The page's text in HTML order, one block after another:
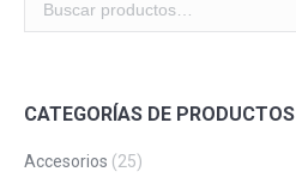
CATEGORÍAS DE PRODUCTOS
Accesorios (25)